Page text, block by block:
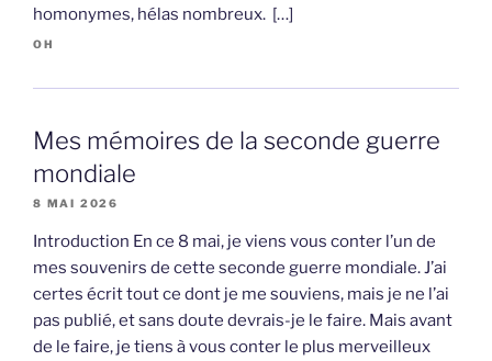
homonymes, hélas nombreux. […]
OH
Mes mémoires de la seconde guerre
mondiale
8 MAI 2026
Introduction En ce 8 mai, je viens vous conter l’un de
mes souvenirs de cette seconde guerre mondiale. J’ai
certes écrit tout ce dont je me souviens, mais je ne l’ai
pas publié, et sans doute devrais-je le faire. Mais avant
de le faire, je tiens à vous conter le plus merveilleux